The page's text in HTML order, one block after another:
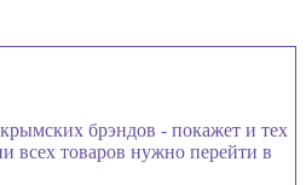
брэндов - покажет и тех
всех товаров нужно перейти в